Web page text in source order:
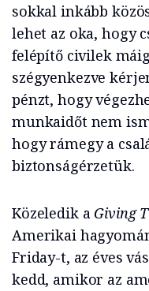
sokkal inkább
lehet az oka, hogy
felépítő civilek
szégyenkezve
pénzt, hogy
munkaidőt nem
hogy rámegy a
biztonságérzetük.
Közeledik a Giving
Amerikai
Friday-t, az éves
kedd, amikor az